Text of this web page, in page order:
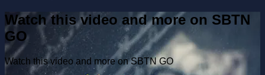
Watch this video and more on SBTN
GO
Watch this video and more on SBTN GO